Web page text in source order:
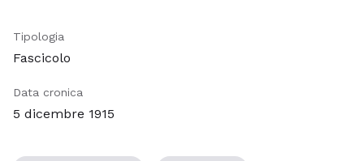
Tipologia
Fascicolo
Data cronica
5 dicembre 1915